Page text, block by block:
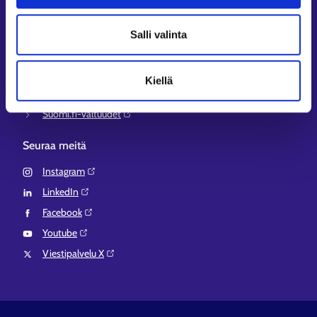
Salli valinta
Kiellä
Työ- ja elinkeinoministeriö⁠
Aluehallinnon asiointipalvelu⁠
Osaamispolku⁠
Suomi.fi-valtuudet⁠
Seuraa meitä
Instagram⁠
LinkedIn⁠
Facebook⁠
Youtube⁠
Viestipalvelu X⁠